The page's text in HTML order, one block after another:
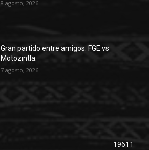
8 agosto, 2026
Gran partido entre amigos: FGE vs
Motozintla.
7 agosto, 2026
19611